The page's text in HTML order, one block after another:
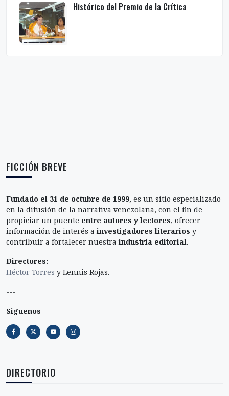
Histórico del Premio de la Crítica
FICCIÓN BREVE
Fundado el 31 de octubre de 1999, es un sitio especializado
en la difusión de la narrativa venezolana, con el fin de
propiciar un puente entre autores y lectores, ofrecer
información de interés ainvestigadores literarios y
contribuir a fortalecer nuestraindustria editorial.
Directores:
Héctor Torres y Lennis Rojas.
---
Siguenos
DIRECTORIO